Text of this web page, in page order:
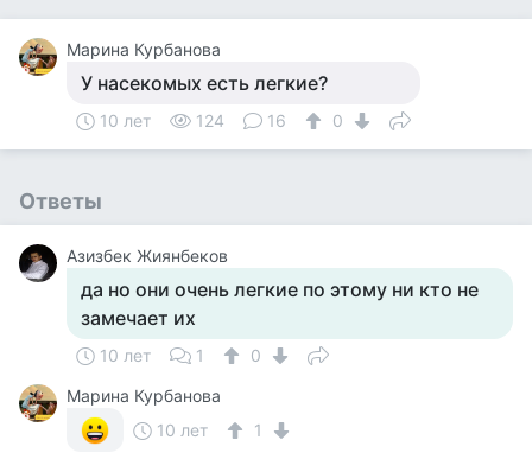
Марина Курбанова
У насекомых есть легкие?
10 лет 124 16 0
Ответы
Азизбек Жиянбеков
да но они очень легкие по этому ни кто не
замечает их
10 лет 1
0
Марина Курбанова
10 лет
1